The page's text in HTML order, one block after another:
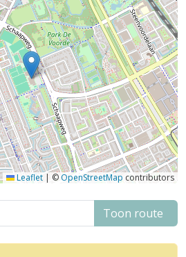
Leaflet | ©OpenStreetMap contributors
Toon route